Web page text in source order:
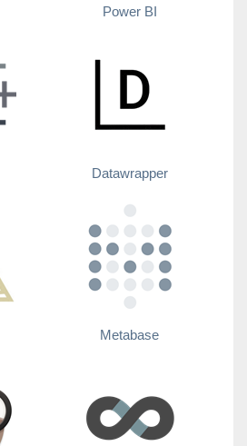
Power BI
Datawrapper
Metabase